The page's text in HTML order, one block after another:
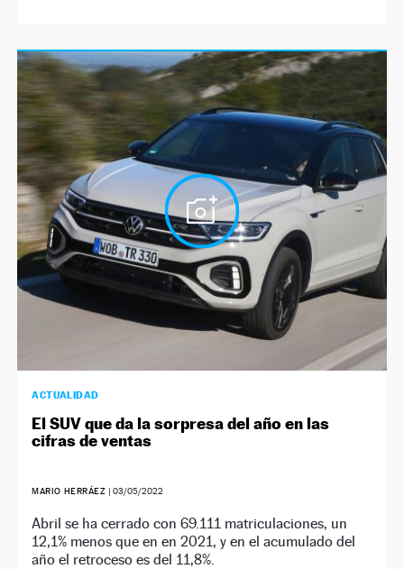
ACTUALIDAD
El SUV que da la sorpresa del año en las
cifras de ventas
MARIO HERRÁEZ | 03/05/2022
Abril se ha cerrado con 69.111 matriculaciones, un
12,1% menos que en en 2021, y en el acumulado del
año el retroceso es del 11,8%.